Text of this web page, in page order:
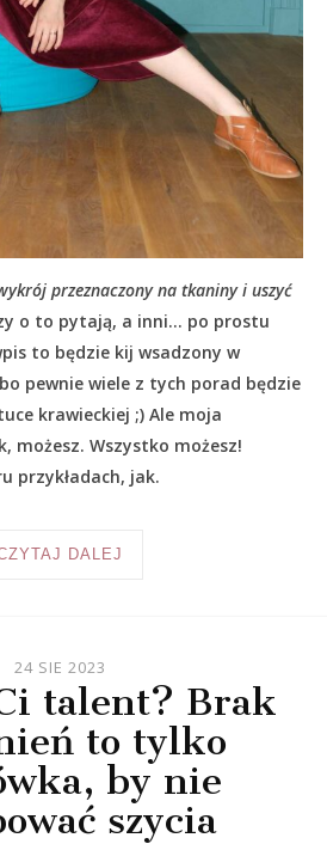
przeznaczony na tkaniny i uszyć
o to pytają, a inni… po prostu
to będzie kij wsadzony w
pewnie wiele z tych porad będzie
krawieckiej ;) Ale moja
możesz. Wszystko możesz!
przykładach, jak.
DALEJ
24 SIE 2023
talent? Brak
to tylko
by nie
szycia